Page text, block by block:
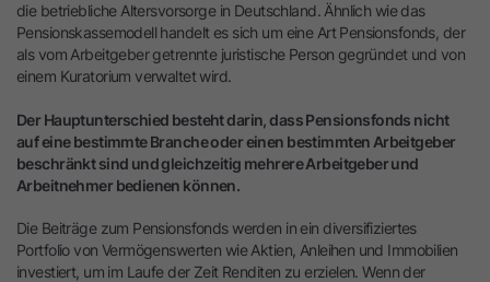
die betriebliche Altersvorsorge in Deutschland. Ähnlich wie das
Pensionskassemodell handelt es sich um eine Art Pensionsfonds, der
als vom Arbeitgeber getrennte juristische Person gegründet und von
einem Kuratorium verwaltet wird.
Der Hauptunterschied besteht darin, dass Pensionsfonds nicht
auf eine bestimmte Branche oder einen bestimmten Arbeitgeber
beschränkt sind und gleichzeitig mehrere Arbeitgeber und
Arbeitnehmer bedienen können.
Die Beiträge zum Pensionsfonds werden in ein diversifiziertes
Portfolio von Vermögenswerten wie Aktien, Anleihen und Immobilien
investiert, um im Laufe der Zeit Renditen zu erzielen. Wenn der